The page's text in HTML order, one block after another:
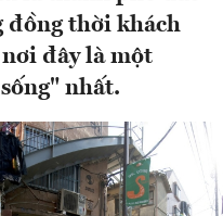
đồng thời khách
đây là một
nhất.